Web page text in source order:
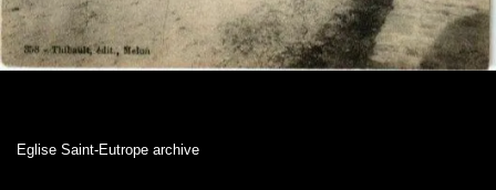
Eglise Saint-Eutrope archive